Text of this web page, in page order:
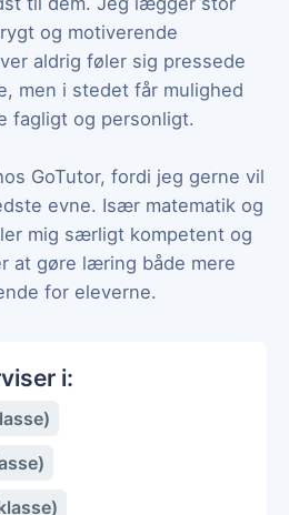
og motiverende
aldrig føler sig pressede
men i stedet får mulighed
fagligt og personligt.
GoTutor, fordi jeg gerne vil
evne. Især matematik og
mig særligt kompetent og
at gøre læring både mere
for eleverne.
i: